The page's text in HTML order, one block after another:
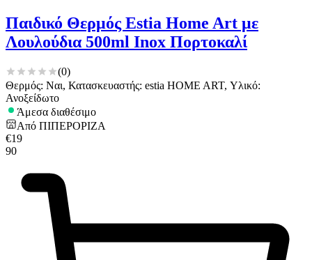
Παιδικό Θερμός Estia Home Art με
Λουλούδια 500ml Inox Πορτοκαλί
(0)
Θερμός: Ναι, Κατασκευαστής: estia HOME ART, Υλικό:
Ανοξείδωτο
Άμεσα διαθέσιμο
Από ΠΙΠΕΡΟΡΙΖΑ
€19
90